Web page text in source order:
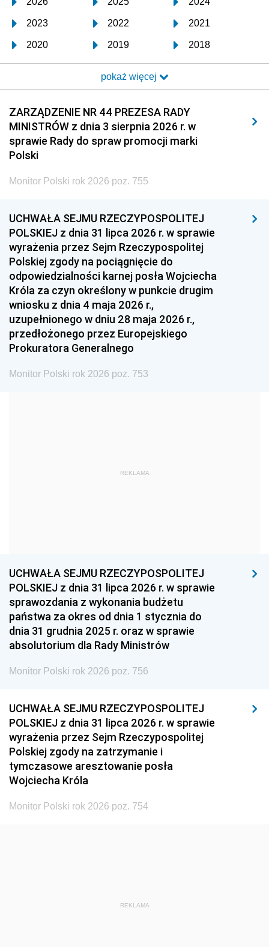
2023 2022 2021
2020 2019 2018
2017 2016 2015
2014 2013 2012
2011 2010 2009
2008 2007 2006
2005
1996 1995 1994
1993 1992 1991
1990 1989
1987 1986 1985
1984 1983
1981 1980 1979
1978 1977
1975 1974
1959
1939 1938 1937
1936 1930
pokaż więcej
ZARZĄDZENIE NR 44 PREZESA RADY
MINISTRÓW z dnia 3 sierpnia 2026 r. w
sprawie Rady do spraw promocji marki
Polski
Monitor Polski rok 2026 poz. 755
UCHWAŁA SEJMU RZECZYPOSPOLITEJ
POLSKIEJ z dnia 31 lipca 2026 r. w sprawie
wyrażenia przez Sejm Rzeczypospolitej
Polskiej zgody na pociągnięcie do
odpowiedzialności karnej posła Wojciecha
Króla za czyn określony w punkcie drugim
wniosku z dnia 4 maja 2026 r.,
uzupełnionego w dniu 28 maja 2026 r.,
przedłożonego przez Europejskiego
Prokuratora Generalnego
Monitor Polski rok 2026 poz. 753
REKLAMA
UCHWAŁA SEJMU RZECZYPOSPOLITEJ
POLSKIEJ z dnia 31 lipca 2026 r. w sprawie
sprawozdania z wykonania budżetu
państwa za okres od dnia 1 stycznia do
dnia 31 grudnia 2025 r. oraz w sprawie
absolutorium dla Rady Ministrów
Monitor Polski rok 2026 poz. 756
UCHWAŁA SEJMU RZECZYPOSPOLITEJ
POLSKIEJ z dnia 31 lipca 2026 r. w sprawie
wyrażenia przez Sejm Rzeczypospolitej
Polskiej zgody na zatrzymanie i
tymczasowe aresztowanie posła
Wojciecha Króla
Monitor Polski rok 2026 poz. 754
REKLAMA